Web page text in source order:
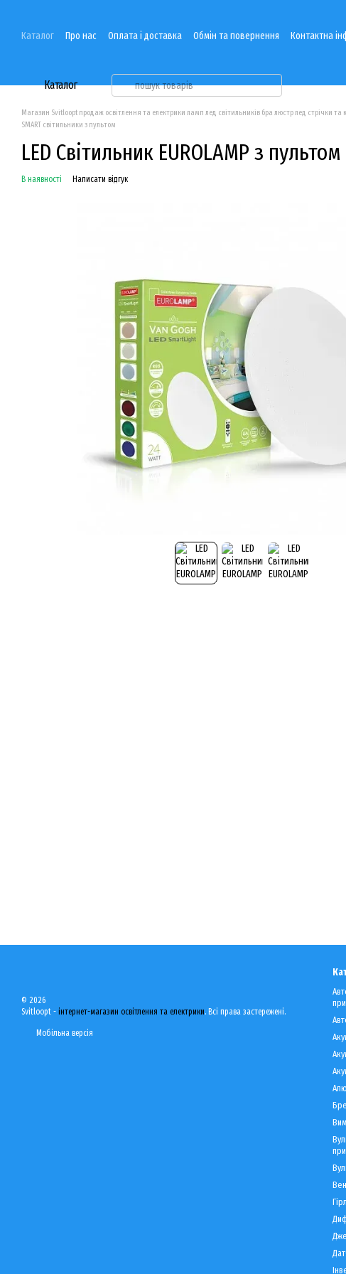
Каталог Про нас Оплата і доставка Обмін та повернення Контактна
Каталог
Магазин Svitloopt продаж освітлення та електрики ламп лед світильників бра люстр лед стрічки
SMART світильники з пультом
LED Світильник EUROLAMP з
В наявності Написати відгук
© 2026
Svitloopt - інтернет-магазин освітлення та електрики. Всі права застережені.
Мобільна версія